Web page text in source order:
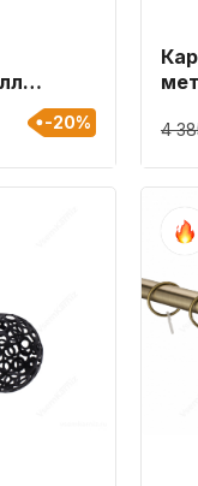
19мм
-20% 4